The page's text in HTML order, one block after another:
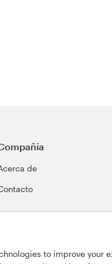
to improve your
de